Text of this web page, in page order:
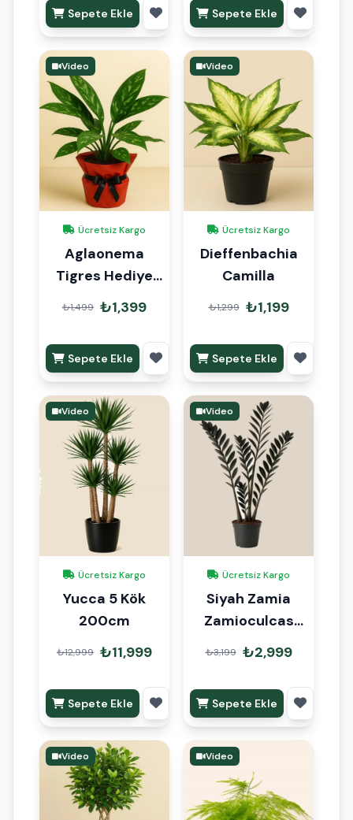
Sepete Ekle Sepete Ekle
Video
Ücretsiz Kargo
Aglaonema
Tigres Hediye
Paketli
₺1,499 ₺1,399
Sepete Ekle
Video
Ücretsiz Kargo
Dieffenbachia
Camilla
₺1,299 ₺1,199
Sepete Ekle
Video
Ücretsiz Kargo
Yucca 5 Kök
200cm
₺12,999 ₺11,999
Sepete Ekle
Video
Ücretsiz Kargo
Siyah Zamia
Zamioculcas
70-90cm
₺3,199 ₺2,999
Sepete Ekle
Video Video